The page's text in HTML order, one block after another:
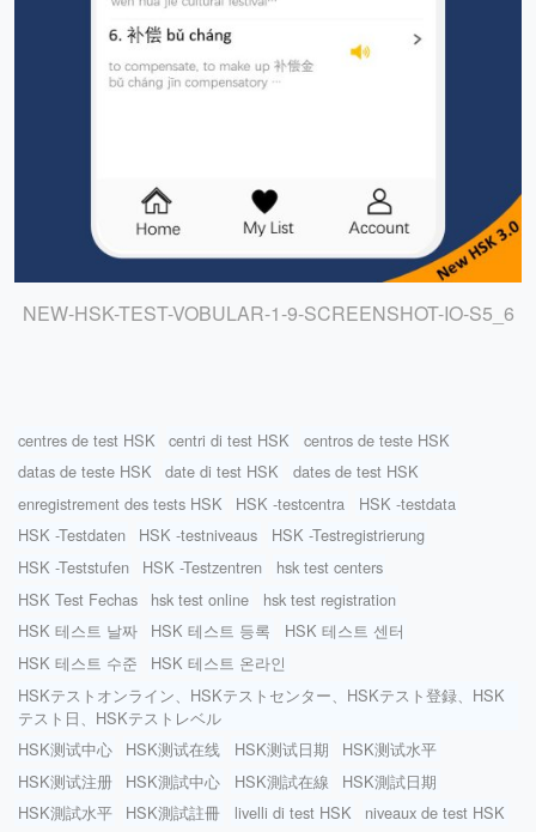
NEW-HSK-TEST-VOBULAR-1-9-SCREENSHOT-IO-S5_6
centres de test HSK centri di test HSK
centros de teste HSK
datas de teste HSK
date di test HSK
dates de test HSK
enregistrement des tests HSK
HSK -testcentra
HSK -testdata
HSK -Testdaten
HSK -testniveaus
HSK -Testregistrierung
HSK -Teststufen
HSK -Testzentren
hsk test centers
HSK Test Fechas
hsk test online
hsk test registration
HSK 테스트 날짜
HSK 테스트 등록
HSK 테스트 센터
HSK 테스트 수준
HSK 테스트 온라인
HSKテストオンライン、HSKテストセンター、HSKテスト登録、HSK
テスト日、HSKテストレベル
HSK测试中心
HSK测试在线 HSK测试日期
HSK测试水平
HSK测试注册
HSK測試中心 HSK測試在線
HSK測試日期
HSK測試水平
HSK測試註冊 livelli di test HSK
niveaux de test HSK